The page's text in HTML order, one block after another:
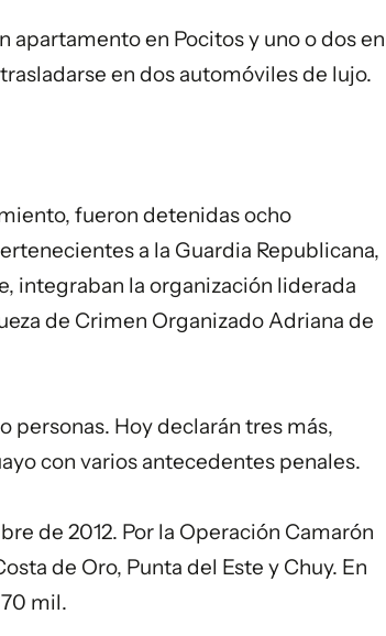
apartamento en Pocitos y uno o dos en
en dos automóviles de lujo.
fueron detenidas ocho
a la Guardia Republicana,
integraban la organización liderada
de Crimen Organizado Adriana de
personas. Hoy declarán tres más,
con varios antecedentes penales.
de 2012. Por la Operación Camarón
de Oro, Punta del Este y Chuy. En
mil.